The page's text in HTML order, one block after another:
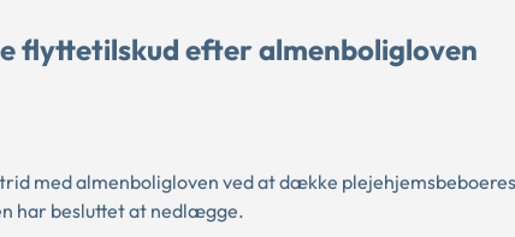
flyttetilskud efter almenboligloven
med almenboligloven ved at dække
har besluttet at nedlægge.